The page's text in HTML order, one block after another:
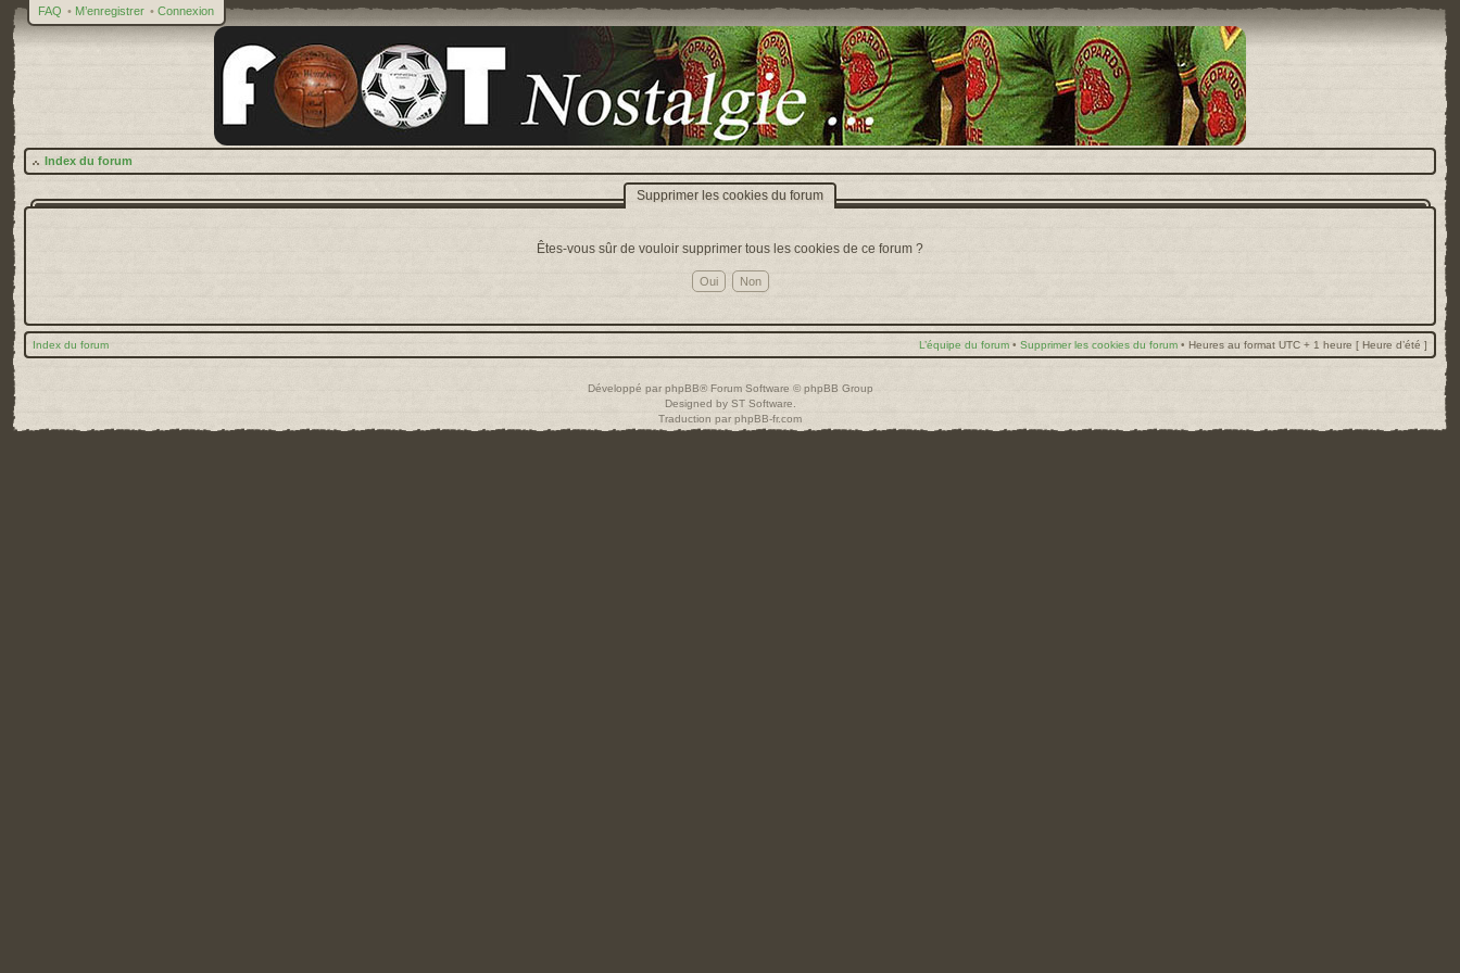
FAQ • M’enregistrer • Connexion
Index du forum
Supprimer les cookies du forum
Êtes-vous sûr de vouloir supprimer tous les cookies de ce forum ?
Index du forum L’équipe du forum • Supprimer les cookies du forum • Heures au format UTC + 1 heure [ Heure d’été ]
Développé par phpBB® Forum Software © phpBB Group
Designed by ST Software
Traduction par phpBB-fr.com